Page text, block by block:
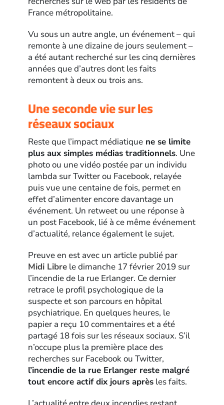
France métropolitaine.
Vu sous un autre angle, un événement – qui
remonte à une dizaine de jours seulement –
a été autant recherché sur les cinq dernières
années que d’autres dont les faits
remontent à deux ou trois ans.
Une seconde vie sur les
réseaux sociaux
Reste que l’impact médiatique ne se limite
plus aux simples médias traditionnels. Une
photo ou une vidéo postée par un individu
lambda sur Twitter ou Facebook, relayée
puis vue une centaine de fois, permet en
effet d’alimenter encore davantage un
événement. Un retweet ou une réponse à
un post Facebook, lié à ce même événement
d’actualité, relance également le sujet.
Preuve en est avec un article publié par
Midi Libre le dimanche 17 février 2019 sur
l’incendie de la rue Erlanger. Ce dernier
retrace le profil psychologique de la
suspecte et son parcours en hôpital
psychiatrique. En quelques heures, le
papier a reçu 10 commentaires et a été
partagé 18 fois sur les réseaux sociaux. S’il
n’occupe plus la première place des
recherches sur Facebook ou Twitter,
l’incendie de la rue Erlanger reste malgré
tout encore actif dix jours après les faits.